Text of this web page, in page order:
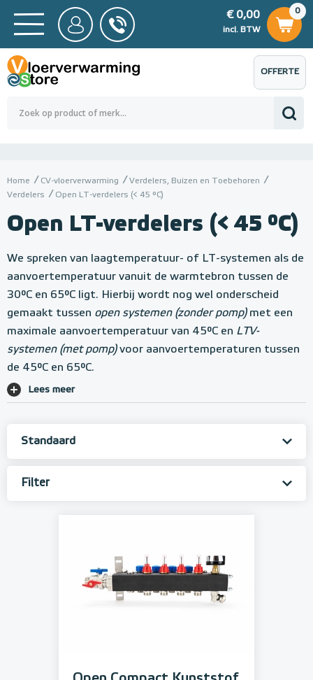
BTW
0,00
0
€ 0,00
incl. BTW
€ 0,00
OFFERTE
AANVRAGEN
Home CV-vloerverwarming
Verdelers, Buizen en Toebehoren
Verdelers
Open LT-verdelers (< 45 °C)
Open LT-verdelers (< 45 °C)
We spreken van laagtemperatuur- of LT-systemen als de
aanvoertemperatuur vanuit de warmtebron tussen de
30°C en 65°C ligt. Hierbij wordt nog wel onderscheid
gemaakt tussen open systemen (zonder pomp)met een
maximale aanvoertemperatuur van 45°C en LTV-
systemen (met pomp)voor aanvoertemperaturen tussen
de 45°C en 65°C.
Lees meer
Filter